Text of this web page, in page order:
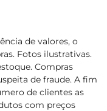
de valores, o
Fotos ilustrativas.
Compras
de fraude. A fim
de clientes as
com preços